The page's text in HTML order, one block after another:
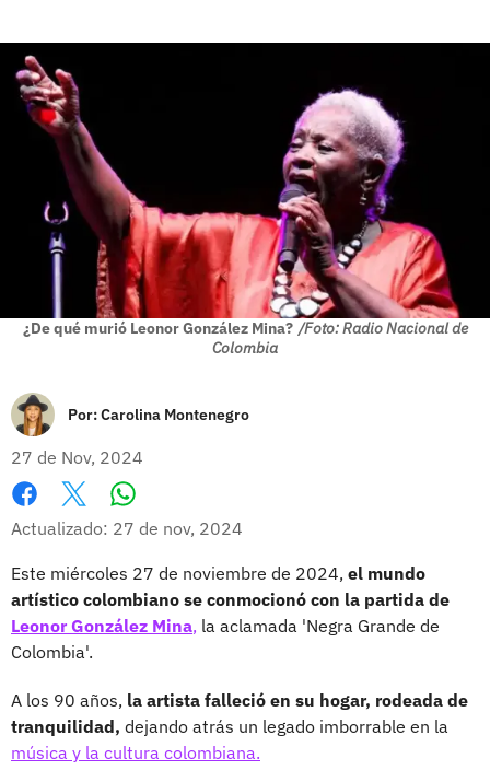
¿De qué murió Leonor González Mina? /Foto: Radio Nacional de
Colombia
Por:Carolina Montenegro
27 de Nov, 2024
Facebook
X
Actualizado: 27 de nov, 2024
Este miércoles 27 de noviembre de 2024, el mundo
artístico colombiano se conmocionó con la partida de
Leonor González Mina, la aclamada 'Negra Grande de
Colombia'.
A los 90 años, la artista falleció en su hogar, rodeada de
tranquilidad, dejando atrás un legado imborrable en la
música y la cultura colombiana.